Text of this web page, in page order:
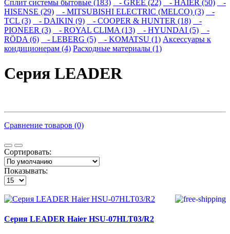
Сплит системы бытовые (183)
- GREE (22) - HAIER (50)
-
HISENSE (29)
- MITSUBISHI ELECTRIC (MELCO) (3)
-
TCL (3)
- DAIKIN (9) - COOPER & HUNTER (18)
-
PIONEER (3)
- ROYAL CLIMA (13) - HYUNDAI (5)
-
RÖDA (6)
- LEBERG (5) - KOMATSU (1) Аксессуары к
кондиционерам (4) Расходные материалы (1)
Серия LEADER
Сравнение товаров (0)
Сортировать:
Показывать:
Серия LEADER Haier HSU-07HLT03/R2